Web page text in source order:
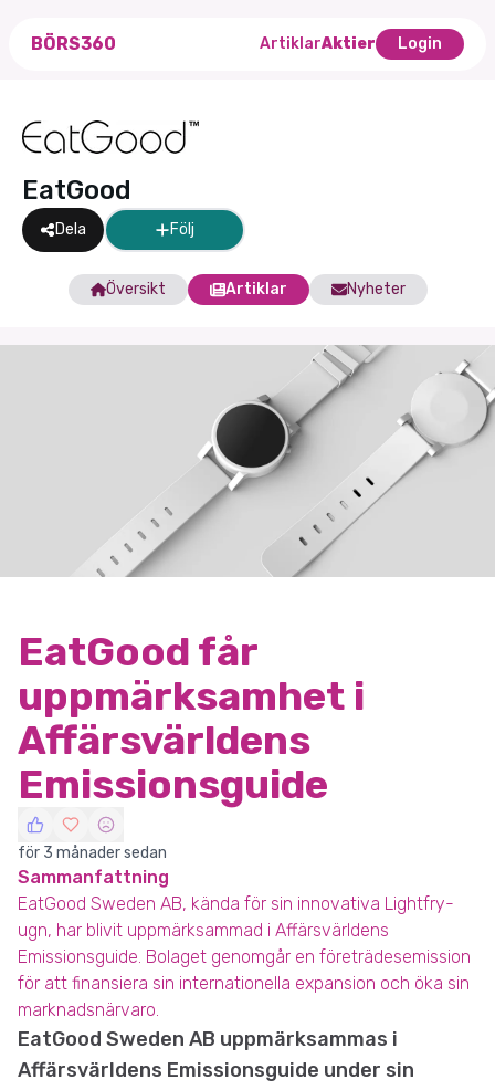
BÖRS360 ArtiklarAktier Login
EatGood
Dela Följ
Översikt Artiklar Nyheter
EatGood får
uppmärksamhet i
Affärsvärldens
Emissionsguide
för 3 månader sedan
Sammanfattning
EatGood Sweden AB, kända för sin innovativa Lightfry-
ugn, har blivit uppmärksammad i Affärsvärldens
Emissionsguide. Bolaget genomgår en företrädesemission
för att finansiera sin internationella expansion och öka sin
marknadsnärvaro.
EatGood Sweden AB uppmärksammas i
Affärsvärldens Emissionsguide under sin